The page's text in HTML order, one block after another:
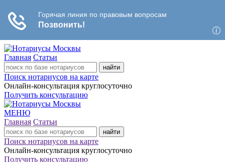
Главная Статьи
Поиск нотариусов на карте
Онлайн-консультация круглосуточно
Получить консультацию
МЕНЮ
Главная Статьи
Поиск нотариусов на карте
Онлайн-консультация круглосуточно
Получить консультацию